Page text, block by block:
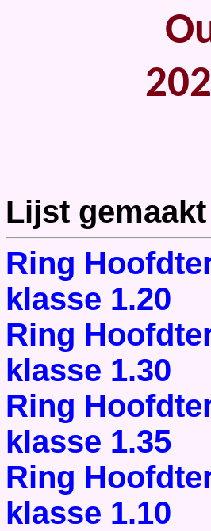
Lijst gemaakt
Ring
klasse 1.20
Ring
klasse 1.30
Ring
klasse 1.35
Ring
klasse 1.10